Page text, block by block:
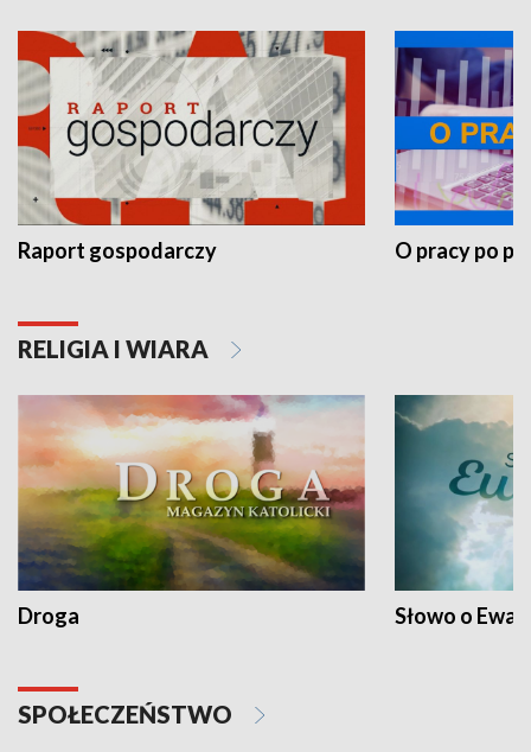
Raport gospodarczy O pracy po
RELIGIA I WIARA
Droga Słowo o
SPOŁECZEŃSTWO